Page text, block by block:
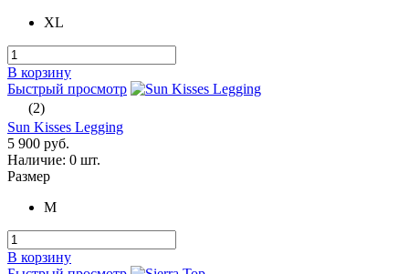
XL
В корзину
Быстрый просмотр
(2)
Sun Kisses Legging
5 900 руб.
Наличие: 0 шт.
Размер
M
В корзину